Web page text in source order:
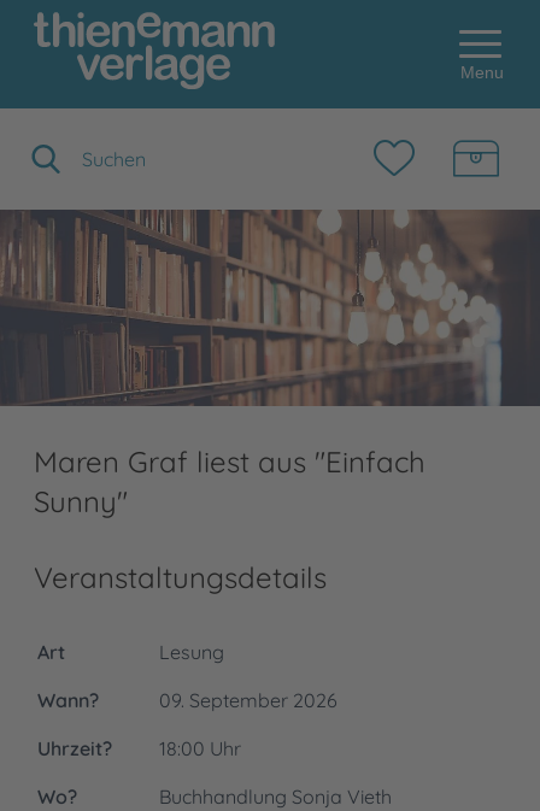
Menu
Maren Graf liest aus "Einfach
Sunny"
Veranstaltungsdetails
Art
Lesung
Wann?
09. September 2026
Uhrzeit?
18:00 Uhr
Wo?
Buchhandlung Sonja Vieth